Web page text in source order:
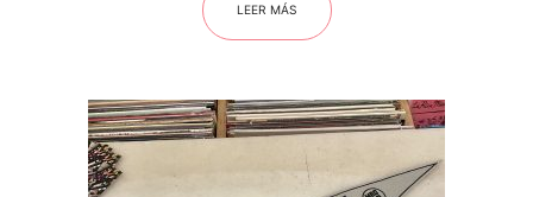
LEER MÁS